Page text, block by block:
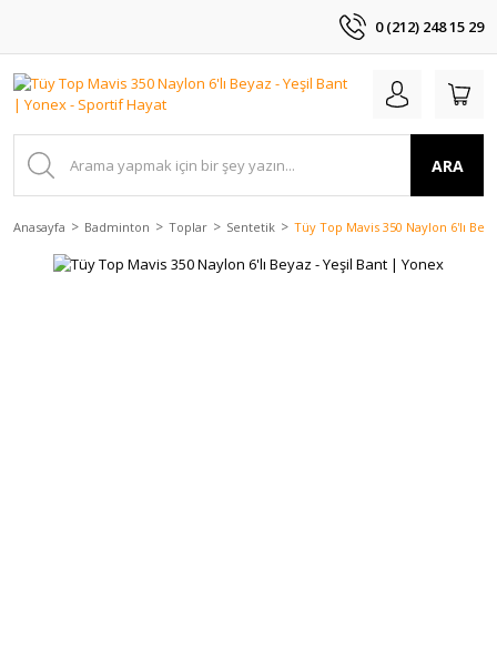
0 (212) 248 15 29
ARA
Anasayfa Badminton Toplar Sentetik Tüy Top Mavis 350 Naylon 6'lı